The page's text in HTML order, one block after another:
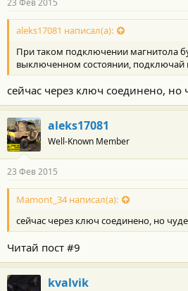
aleks17081 написал(а):
При таком подключении магнитола
выключенном состоянии, подключай
сейчас через ключ соединено, но
aleks17081
Well-Known Member
23 Фев 2015
Mamont_34 написал(а):
сейчас через ключ соединено, но
Читай пост #9
kvalvik